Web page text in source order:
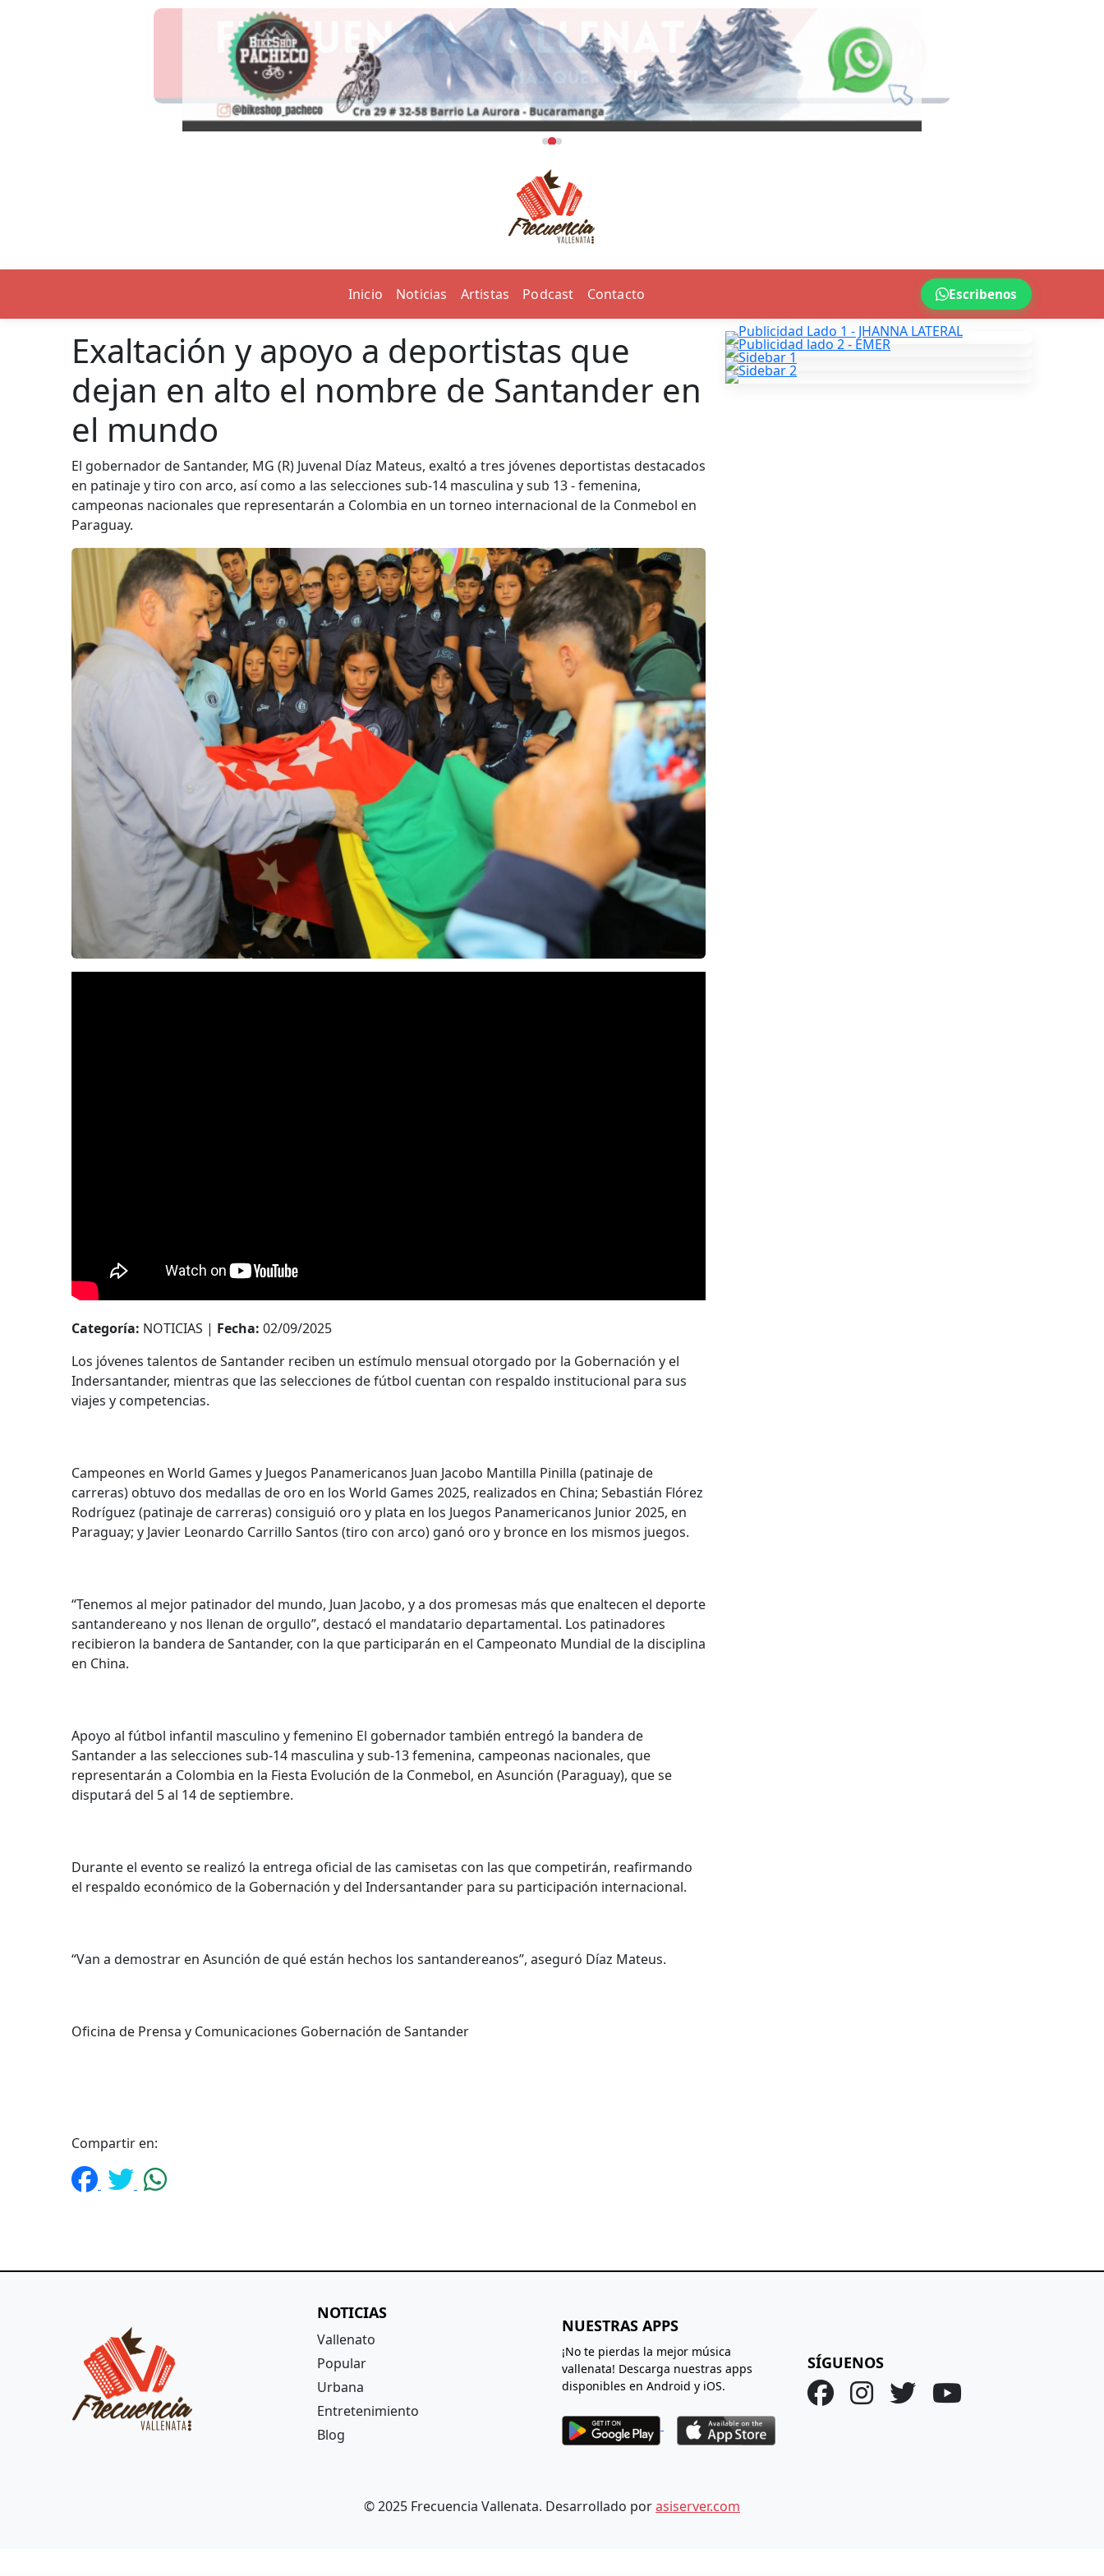
Inicio Noticias Artistas Podcast Contacto Escribenos
Exaltación y apoyo a deportistas que
dejan en alto el nombre de Santander en
el mundo
El gobernador de Santander, MG (R) Juvenal Díaz Mateus, exaltó a tres jóvenes deportistas destacados
en patinaje y tiro con arco, así como a las selecciones sub-14 masculina y sub 13 - femenina,
campeonas nacionales que representarán a Colombia en un torneo internacional de la Conmebol en
Paraguay.
Categoría: NOTICIAS | Fecha: 02/09/2025
Los jóvenes talentos de Santander reciben un estímulo mensual otorgado por la Gobernación y el
Indersantander, mientras que las selecciones de fútbol cuentan con respaldo institucional para sus
viajes y competencias.
Campeones en World Games y Juegos Panamericanos Juan Jacobo Mantilla Pinilla (patinaje de
carreras) obtuvo dos medallas de oro en los World Games 2025, realizados en China; Sebastián Flórez
Rodríguez (patinaje de carreras) consiguió oro y plata en los Juegos Panamericanos Junior 2025, en
Paraguay; y Javier Leonardo Carrillo Santos (tiro con arco) ganó oro y bronce en los mismos juegos.
“Tenemos al mejor patinador del mundo, Juan Jacobo, y a dos promesas más que enaltecen el deporte
santandereano y nos llenan de orgullo”, destacó el mandatario departamental. Los patinadores
recibieron la bandera de Santander, con la que participarán en el Campeonato Mundial de la disciplina
en China.
Apoyo al fútbol infantil masculino y femenino El gobernador también entregó la bandera de
Santander a las selecciones sub-14 masculina y sub-13 femenina, campeonas nacionales, que
representarán a Colombia en la Fiesta Evolución de la Conmebol, en Asunción (Paraguay), que se
disputará del 5 al 14 de septiembre.
Durante el evento se realizó la entrega oficial de las camisetas con las que competirán, reafirmando
el respaldo económico de la Gobernación y del Indersantander para su participación internacional.
“Van a demostrar en Asunción de qué están hechos los santandereanos”, aseguró Díaz Mateus.
Oficina de Prensa y Comunicaciones Gobernación de Santander
Compartir en:
NOTICIAS
Vallenato
Popular
Urbana
Entretenimiento
Blog
NUESTRAS APPS
¡No te pierdas la mejor música
vallenata! Descarga nuestras apps
disponibles en Android y iOS.
SÍGUENOS
© 2025 Frecuencia Vallenata. Desarrollado porasiserver.com